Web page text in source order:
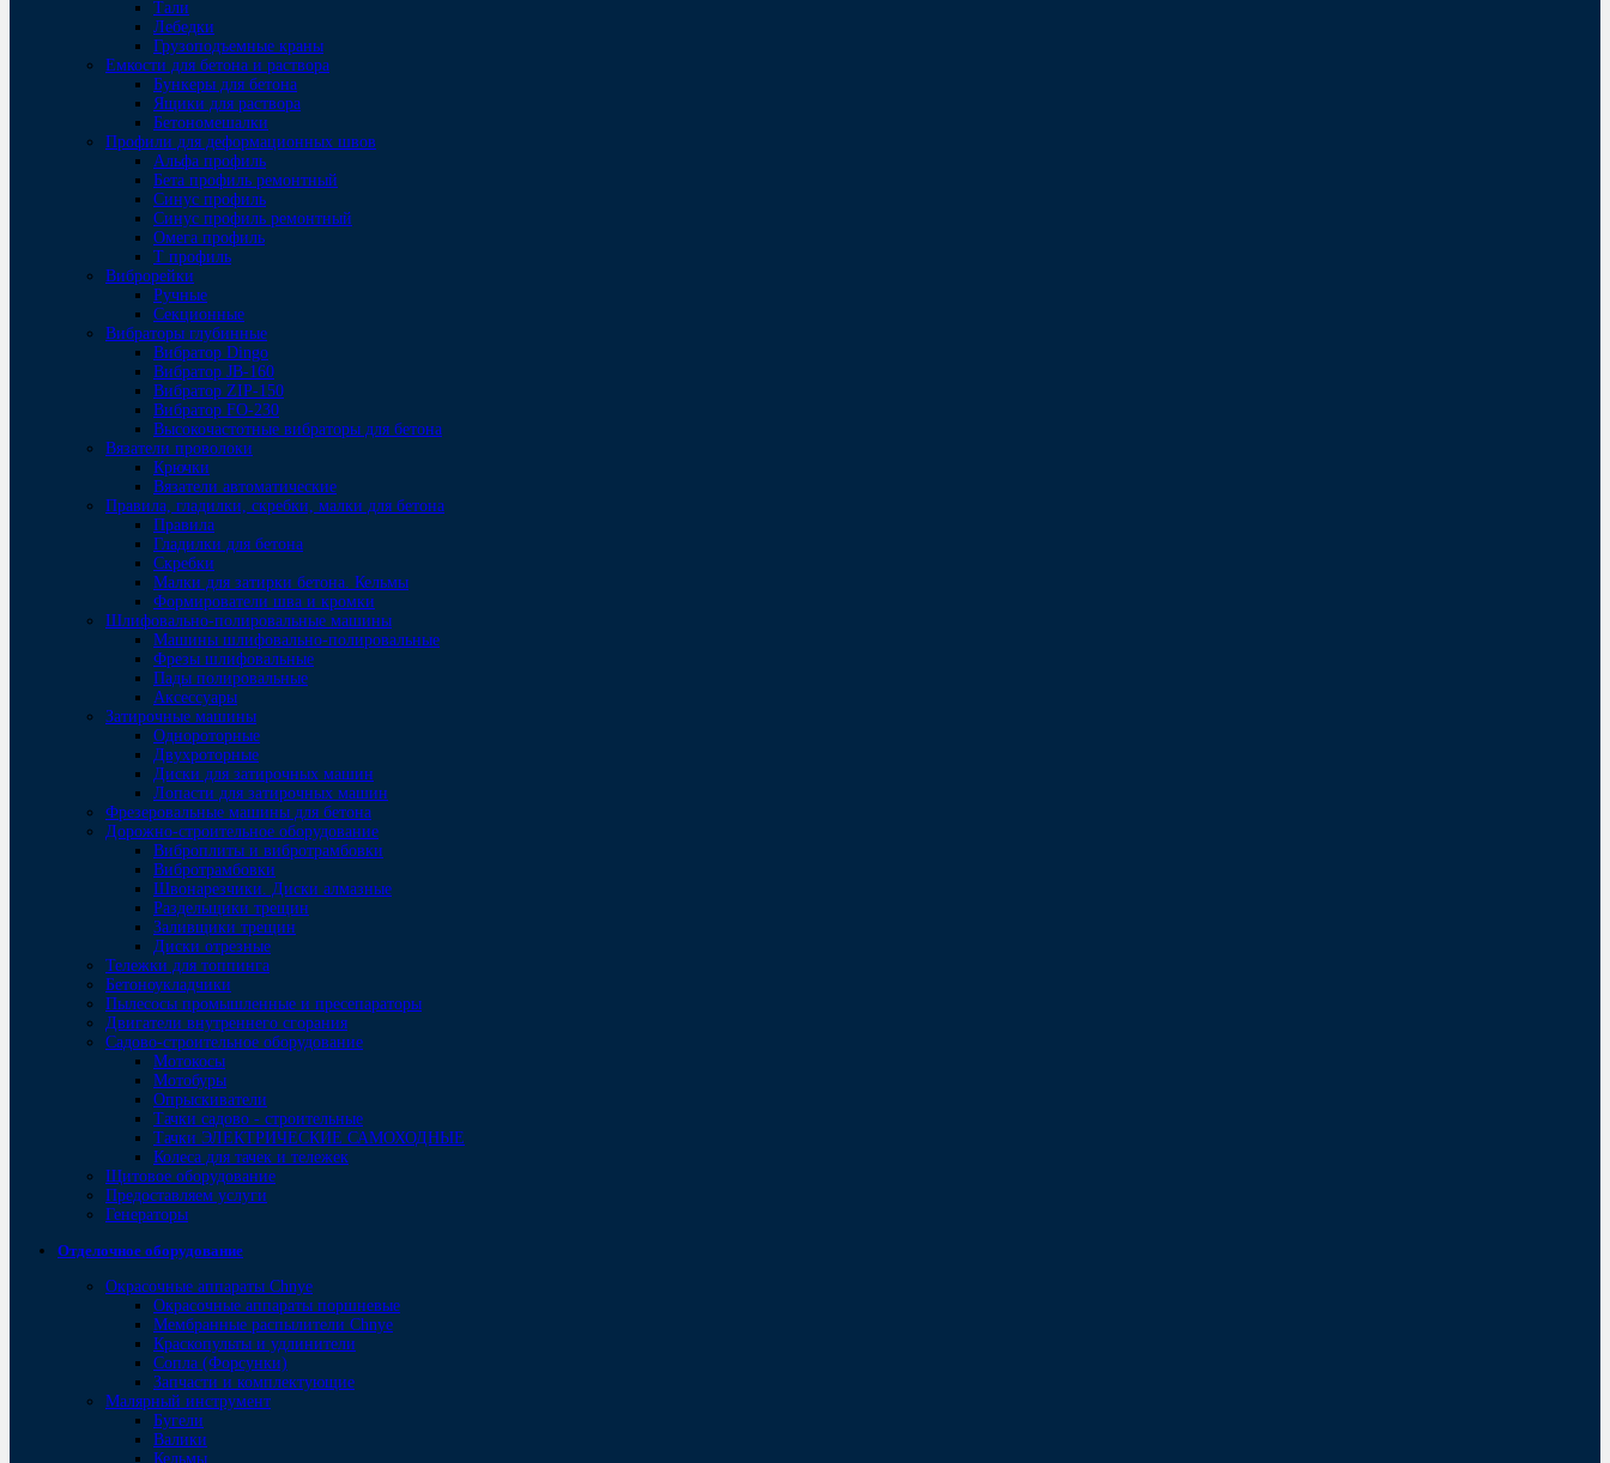
Тали
Лебедки
Грузоподъемные краны
Емкости для бетона и раствора
Бункеры для бетона
Ящики для раствора
Бетономешалки
Профили для деформационных швов
Альфа профиль
Бета профиль ремонтный
Синус профиль
Синус профиль ремонтный
Омега профиль
Т профиль
Виброрейки
Ручные
Секционные
Вибраторы глубинные
Вибратор Dingo
Вибратор JB-160
Вибратор ZIP-150
Bибратор FO-230
Высокочастотные вибраторы для бетона
Вязатели проволоки
Крючки
Вязатели автоматические
Правила, гладилки, скребки, малки для бетона
Правила
Гладилки для бетона
Скребки
Малки для затирки бетона. Кельмы
Формирователи шва и кромки
Шлифовально-полировальные машины
Машины шлифовально-полировальные
Фрезы шлифовальные
Пады полировальные
Аксессуары
Затирочные машины
Однороторные
Двухроторные
Диски для затирочных машин
Лопасти для затирочных машин
Фрезеровальные машины для бетона
Дорожно-строительное оборудование
Виброплиты и вибротрамбовки
Вибротрамбовки
Швонарезчики. Диски алмазные
Раздельщики трещин
Заливщики трещин
Диски отрезные
Тележки для топпинга
Бетоноукладчики
Пылесосы промышленные и пресепараторы
Двигатели внутреннего сгорания
Садово-строительное оборудование
Мотокосы
Мотобуры
Опрыскиватели
Тачки садово - строительные
Тачки ЭЛЕКТРИЧЕСКИЕ САМОХОДНЫЕ
Колеса для тачек и тележек
Щитовое оборудование
Предоставляем услуги
Генераторы
Отделочное оборудование
Окрасочные аппараты Chnye
Окрасочные аппараты поршневые
Мембранные распылители Chnye
Краскопульты и удлинители
Сопла (Форсунки)
Запчасти и комплектующие
Малярный инструмент
Бугели
Валики
Кельмы